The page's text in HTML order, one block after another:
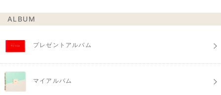
ALBUM
プレゼントアルバム
マイアルバム